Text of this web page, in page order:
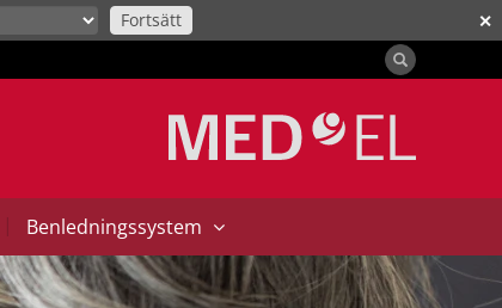
✕
Fortsätt
| Benledningssystem